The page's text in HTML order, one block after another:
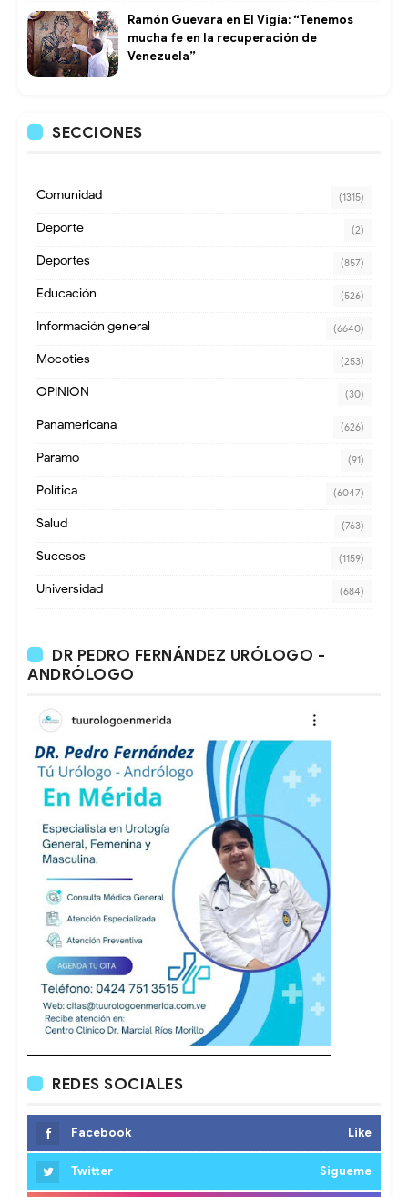
Ramón Guevara en El Vigía: “Tenemos
mucha fe en la recuperación de
Venezuela”
SECCIONES
Comunidad (1315)
Deporte (2)
Deportes (857)
Educación (526)
Información general (6640)
Mocoties (253)
OPINION (30)
Panamericana (626)
Paramo (91)
Política (6047)
Salud (763)
Sucesos (1159)
Universidad (684)
DR PEDRO FERNÁNDEZ URÓLOGO -
ANDRÓLOGO
REDES SOCIALES
Facebook Like
Twitter Sigueme